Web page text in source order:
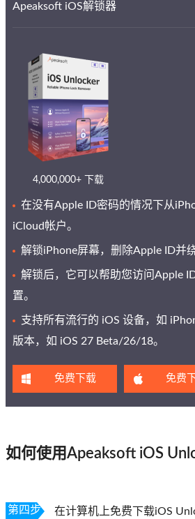
Apeaksoft iOS解锁器
4,000,000+ 下载
在没有Apple ID密码的情况下从
iCloud帐户。
解锁iPhone屏幕，删除Apple ID并
解锁后，它可以帮助您访问Apple
置。
支持所有流行的 iOS 设备，如
版本，如 iOS 27 Beta/26/18。
免费下载 免费
如何使用Apeaksoft iOS
第四步
在计算机上免费下载iOS